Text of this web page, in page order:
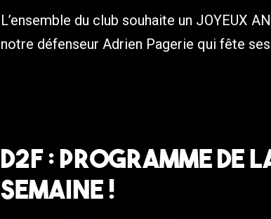
L’ensemble du club souhaite un JOYEUX
notre défenseur Adrien Pagerie qui fête
D2F : Programme de
semaine !